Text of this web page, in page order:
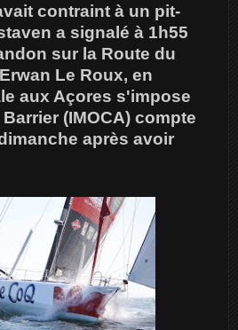
contraint à un pit-
a signalé à 1h55
sur la Route du
Le Roux, en
aux Açores s'impose
(IMOCA) compte
après avoir